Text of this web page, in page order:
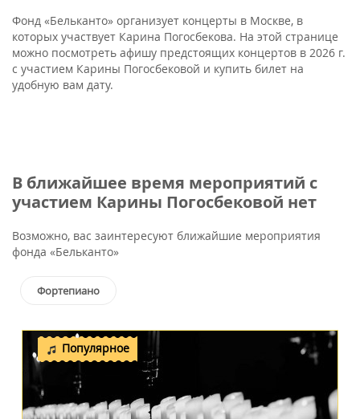
Фонд «Бельканто» организует концерты в Москве, в
которых участвует Карина Погосбекова. На этой странице
можно посмотреть афишу предстоящих концертов в 2026 г.
с участием Карины Погосбековой и купить билет на
удобную вам дату.
В ближайшее время мероприятий с
участием Карины Погосбековой нет
Возможно, вас заинтересуют ближайшие мероприятия
фонда «Бельканто»
Фортепиано
Популярное